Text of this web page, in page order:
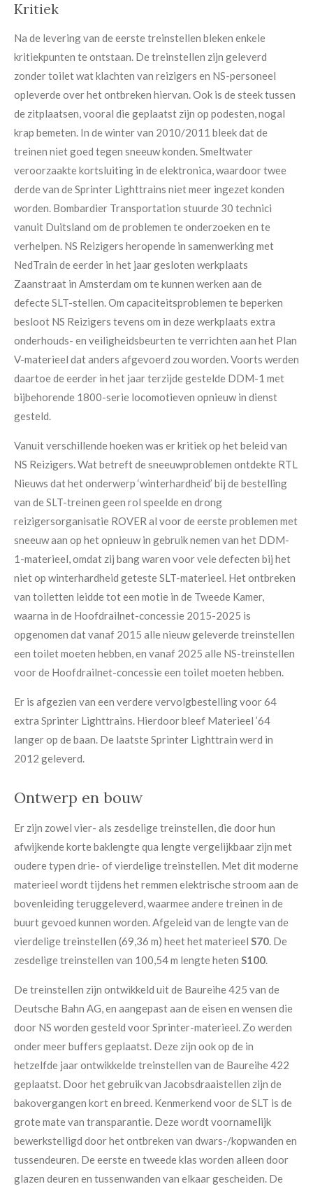
Kritiek
Na de levering van de eerste treinstellen bleken enkele
kritiekpunten te ontstaan. De treinstellen zijn geleverd
zonder toilet wat klachten van reizigers en NS-personeel
opleverde over het ontbreken hiervan. Ook is de steek tussen
de zitplaatsen, vooral die geplaatst zijn op podesten, nogal
krap bemeten. In de winter van 2010/2011 bleek dat de
treinen niet goed tegen sneeuw konden. Smeltwater
veroorzaakte kortsluiting in de elektronica, waardoor twee
derde van de Sprinter Lighttrains niet meer ingezet konden
worden. Bombardier Transportation stuurde 30 technici
vanuit Duitsland om de problemen te onderzoeken en te
verhelpen. NS Reizigers heropende in samenwerking met
NedTrain de eerder in het jaar gesloten werkplaats
Zaanstraat in Amsterdam om te kunnen werken aan de
defecte SLT-stellen. Om capaciteitsproblemen te beperken
besloot NS Reizigers tevens om in deze werkplaats extra
onderhouds- en veiligheidsbeurten te verrichten aan het Plan
V-materieel dat anders afgevoerd zou worden. Voorts werden
daartoe de eerder in het jaar terzijde gestelde DDM-1 met
bijbehorende 1800-serie locomotieven opnieuw in dienst
gesteld.
Vanuit verschillende hoeken was er kritiek op het beleid van
NS Reizigers. Wat betreft de sneeuwproblemen ontdekte RTL
Nieuws dat het onderwerp ‘winterhardheid’ bij de bestelling
van de SLT-treinen geen rol speelde en drong
reizigersorganisatie ROVER al voor de eerste problemen met
sneeuw aan op het opnieuw in gebruik nemen van het DDM-
1-materieel, omdat zij bang waren voor vele defecten bij het
niet op winterhardheid geteste SLT-materieel. Het ontbreken
van toiletten leidde tot een motie in de Tweede Kamer,
waarna in de Hoofdrailnet-concessie 2015-2025 is
opgenomen dat vanaf 2015 alle nieuw geleverde treinstellen
een toilet moeten hebben, en vanaf 2025 alle NS-treinstellen
voor de Hoofdrailnet-concessie een toilet moeten hebben.
Er is afgezien van een verdere vervolgbestelling voor 64
extra Sprinter Lighttrains. Hierdoor bleef Materieel ’64
langer op de baan. De laatste Sprinter Lighttrain werd in
2012 geleverd.
Ontwerp en bouw
Er zijn zowel vier- als zesdelige treinstellen, die door hun
afwijkende korte baklengte qua lengte vergelijkbaar zijn met
oudere typen drie- of vierdelige treinstellen. Met dit moderne
materieel wordt tijdens het remmen elektrische stroom aan de
bovenleiding teruggeleverd, waarmee andere treinen in de
buurt gevoed kunnen worden. Afgeleid van de lengte van de
vierdelige treinstellen (69,36 m) heet het materieel S70 . De
zesdelige treinstellen van 100,54 m lengte heten S100
De treinstellen zijn ontwikkeld uit de Baureihe 425 van de
Deutsche Bahn AG, en aangepast aan de eisen en wensen die
door NS worden gesteld voor Sprinter-materieel. Zo werden
onder meer buffers geplaatst. Deze zijn ook op de in
hetzelfde jaar ontwikkelde treinstellen van de Baureihe 422
geplaatst. Door het gebruik van Jacobsdraaistellen zijn de
bakovergangen kort en breed. Kenmerkend voor de SLT is de
grote mate van transparantie. Deze wordt voornamelijk
bewerkstelligd door het ontbreken van dwars-/kopwanden en
tussendeuren. De eerste en tweede klas worden alleen door
glazen deuren en tussenwanden van elkaar gescheiden. De